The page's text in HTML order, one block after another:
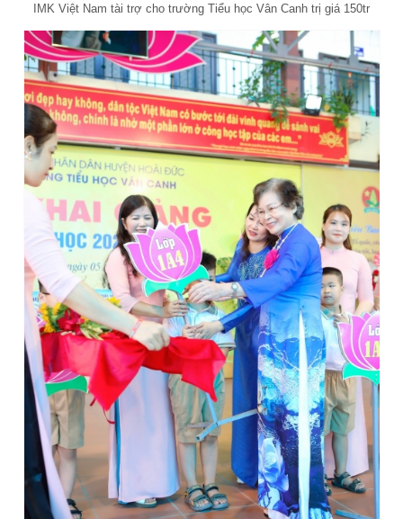
IMK Việt Nam tài trợ cho trường Tiểu học Vân Canh trị giá 150tr